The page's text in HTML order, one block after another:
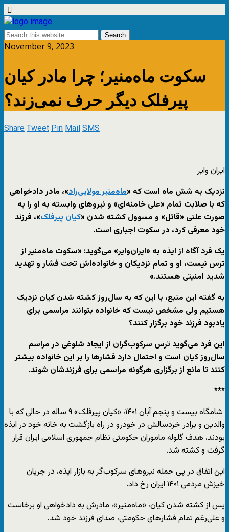
November 9, 2023
سکوت ماه‌منیر؛ چرا مادر کیان
پیرفلک دیگر حرف نمی‌زند؟
ShareTweetPinMailSMS
ایران وایر
نزدیک به شش ماه است که «ماه‌منیر مولایی‌راد»، مادر دادخواهی
که با صلابت تمام «علی خامنه‌ای» و نیروهای وابسته به او را به
صورت علنی «قاتل» و مسوول کشته شدن «کیان پیرفلک»، فرزند
خود معرفی کرد، در سکوت اجباری است.
یک فرد آگاه از ایذه به «ایران‌وایر» می‌گوید: «سکوت ماه‌منیر از
ترس نیست، او و تمام نزدیکان و خانواده‌اش تحت فشار و تهدید
شدید امنیتی هستند.»
به گفته این منبع، با این که به سال‌روز کشته شدن کیان نزدیک
هستیم ولی مشخص نیست که خانواده بتوانند مراسمی برای
یادبود فرزند خود برگزار کنند؟
این فرد می‌گوید ترس سرکوب‌گران از ایجاد شلوغی در مراسم
سال‌روز کیان است و احتمال دارد فشارها را بر این خانواده بیشتر
کنند تا مانع از برگزاری هرگونه مراسمی برای فرزندشان شوند.
***
شامگاه بیست و پنجم آبان‌ ۱۴۰۱، «کیان پیرفلک» ۹ ساله در حالی‌ که با
والدین و برادر خردسالش در خودرو در راه بازگشت به خانه خود در ایذه
بودند، هدف گلوله ماموران حکومتی نظام جمهوری اسلامی ایران قرار
گرفت و کشته شد.
این اتفاق در پی حمله نیروهای سرکوب‌گر به بازار ایذه، در جریان
خیزش مردمی ۱۴۰۱ ایران رخ داد.
پس از کشته شدن کیان، «ماه‌منیر»، مادرش به دادخواهی او برخاست
و علی‌رغم تمام فشارهای حکومتی، صدای فرزند خود شد.